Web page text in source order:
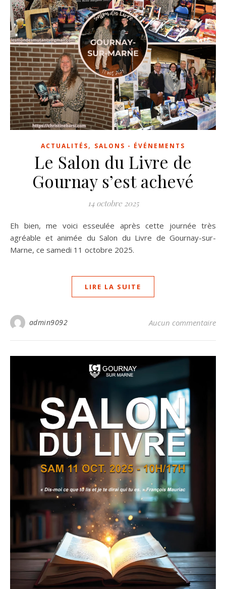
ACTUALITÉS, SALONS - ÉVÉNEMENTS
Le Salon du Livre de
Gournay s’est achevé
14 octobre 2025
Eh bien, me voici esseulée après cette journée très
agréable et animée du Salon du Livre de Gournay-sur-
Marne, ce samedi 11 octobre 2025.
LIRE LA SUITE
admin9092 Aucun commentaire